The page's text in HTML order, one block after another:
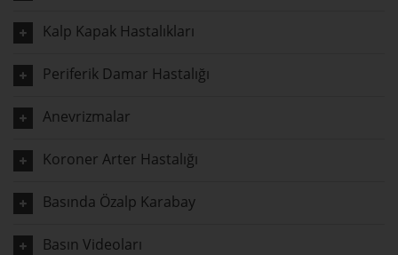
Kalp Kapak Hastalıkları
Periferik Damar Hastalığı
Anevrizmalar
Koroner Arter Hastalığı
Basında Özalp Karabay
Basın Videoları